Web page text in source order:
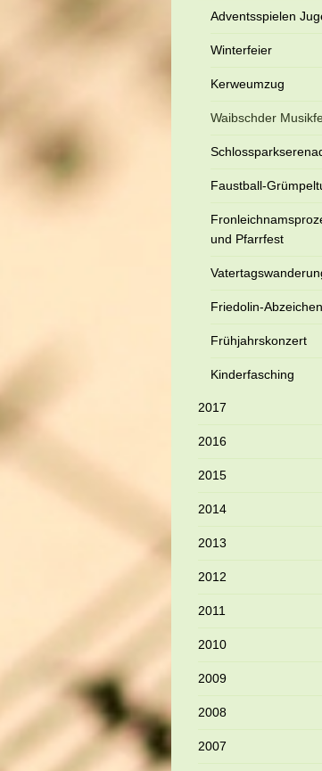
Adventsspielen
Winterfeier
Kerweumzug
Waibschder
Faustball-
und Pfarrfest
Friedolin-Abzeichen
Frühjahrskonzert
Kinderfasching
2017
2016
2015
2014
2013
2012
2011
2010
2009
2008
2007